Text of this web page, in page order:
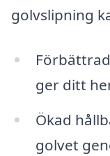
golvslipning
ger ditt
Ökad
golvet